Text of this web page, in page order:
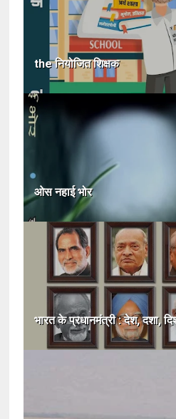
the नियोजित शिक्षक
ओस नहाई भोर
भारत के प्रधानमंत्री : देश, दशा,